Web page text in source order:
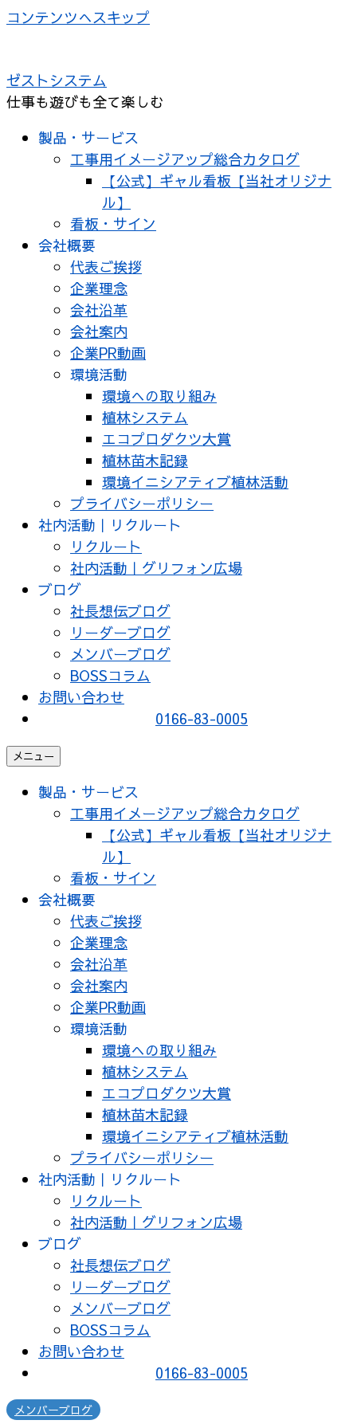
コンテンツへスキップ
ゼストシステム
仕事も遊びも全て楽しむ
製品・サービス
工事用イメージアップ総合カタログ
【公式】ギャル看板【当社オリジナ
ル】
看板・サイン
会社概要
代表ご挨拶
企業理念
会社沿革
会社案内
企業PR動画
環境活動
環境への取り組み
植林システム
エコプロダクツ大賞
植林苗木記録
環境イニシアティブ植林活動
プライバシーポリシー
社内活動｜リクルート
リクルート
社内活動｜グリフォン広場
ブログ
社長想伝ブログ
リーダーブログ
メンバーブログ
BOSSコラム
お問い合わせ
0166-83-0005
メニュー
製品・サービス
工事用イメージアップ総合カタログ
【公式】ギャル看板【当社オリジナ
ル】
看板・サイン
会社概要
代表ご挨拶
企業理念
会社沿革
会社案内
企業PR動画
環境活動
環境への取り組み
植林システム
エコプロダクツ大賞
植林苗木記録
環境イニシアティブ植林活動
プライバシーポリシー
社内活動｜リクルート
リクルート
社内活動｜グリフォン広場
ブログ
社長想伝ブログ
リーダーブログ
メンバーブログ
BOSSコラム
お問い合わせ
0166-83-0005
メンバーブログ